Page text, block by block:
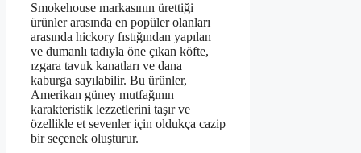
Smokehouse markasının ürettiği
ürünler arasında en popüler olanları
arasında hickory fıstığından yapılan
ve dumanlı tadıyla öne çıkan köfte,
ızgara tavuk kanatları ve dana
kaburga sayılabilir. Bu ürünler,
Amerikan güney mutfağının
karakteristik lezzetlerini taşır ve
özellikle et sevenler için oldukça cazip
bir seçenek oluşturur.